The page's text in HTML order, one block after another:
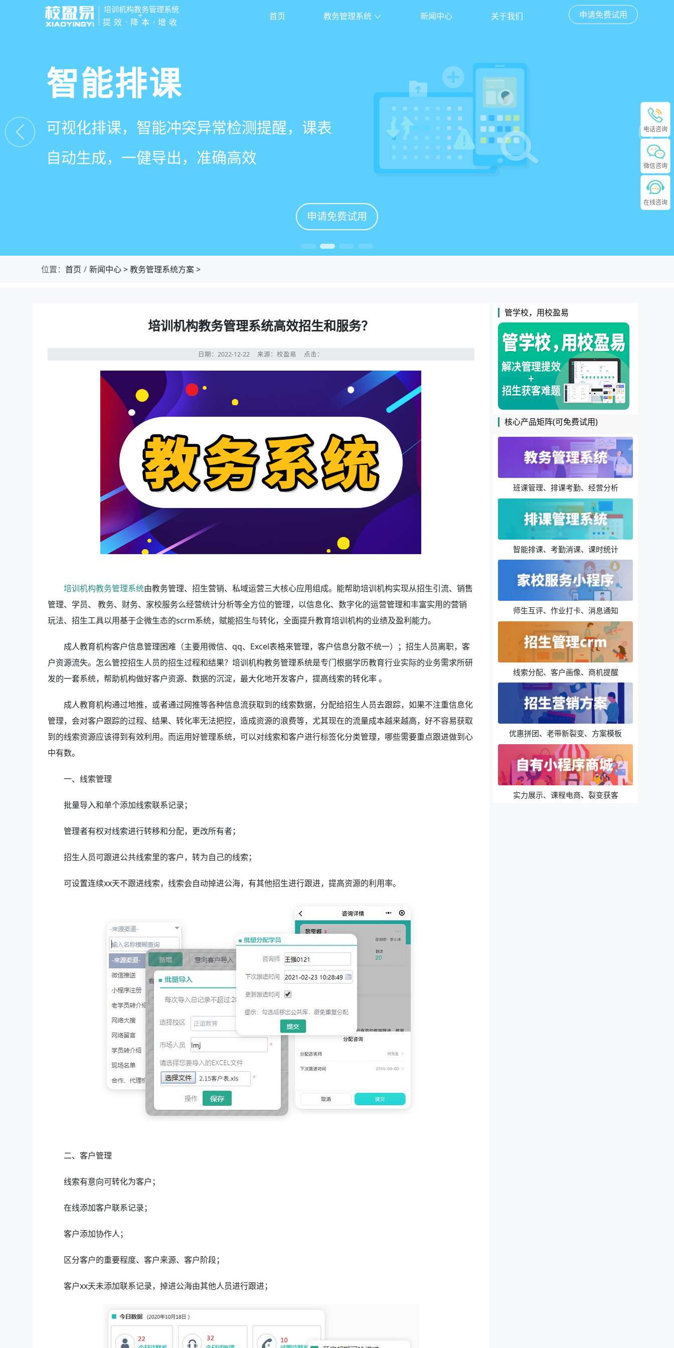
培训机构教务管理系统
+
提效·降本·增收
首页 教务管理系统 新闻中心 关于我们 申请免费试用
管学校，用校盈易
培训机构教务管理系统
有效提升运营管理效率45%
申请免费试用
智能排课
可视化排课，智能冲突异常检测提醒，课表
自动生成，一健导出，准确高效
申请免费试用
课时统计
学员签到同步扣减课时，老师带课量自动统
计、汇总，数据清晰可查免扯皮
申请免费试用
家校互动
一部手机链接教师、学员、家长，沟通互动
零距离，服务贴心铸口碑促续费
申请免费试用
位置： 首页 新闻中心>教务管理系统方案>
培训机构教务管理系统高效招生和服务？
日期：2022-12-22来源：校盈易 点击：
培训机构教务管理系统由教务管理、招生营销、私域运营三大核心应用组成。能帮助培训机构实现从招生引流、销售
管理、学员、 教务、财务、家校服务么经营统计分析等全方位的管理，以信息化、数字化的运营管理和丰富实用的营销
玩法、招生工具以用基于企微生态的scrm系统，赋能招生与转化，全面提升教育培训机构的业绩及盈利能力。
成人教育机构客户信息管理困难（主要用微信、qq、Excel表格来管理，客户信息分散不统一）；招生人员离职，客
户资源流失。怎么管控招生人员的招生过程和结果？培训机构教务管理系统是专门根据学历教育行业实际的业务需求所研
发的一套系统，帮助机构做好客户资源、数据的沉淀，最大化地开发客户，提高线索的转化率 。
成人教育机构通过地推，或者通过网推等各种信息流获取到的线索数据，分配给招生人员去跟踪，如果不注重信息化
管理，会对客户跟踪的过程、结果、转化率无法把控，造成资源的浪费等，尤其现在的流量成本越来越高，好不容易获取
到的线索资源应该得到有效利用。而运用好管理系统，可以对线索和客户进行标签化分类管理，哪些需要重点跟进做到心
中有数。
一、线索管理
批量导入和单个添加线索联系记录；
管理者有权对线索进行转移和分配，更改所有者；
招生人员可跟进公共线索里的客户，转为自己的线索；
可设置连续xx天不跟进线索，线索会自动掉进公海，有其他招生进行跟进，提高资源的利用率。
二、客户管理
线索有意向可转化为客户；
在线添加客户联系记录；
客户添加协作人；
区分客户的重要程度、客户来源、客户阶段；
客户xx天未添加联系记录，掉进公海由其他人员进行跟进；
管学校，用校盈易
核心产品矩阵(可免费试用)
班课管理、排课考勤、经营分析
智能排课、考勤消课、课时统计
师生互评、作业打卡、消息通知
线索分配、客户画像、商机提醒
优惠拼团、老带新裂变、方案模板
实力展示、课程电商、裂变获客
电话咨询
微信咨询
在线咨询